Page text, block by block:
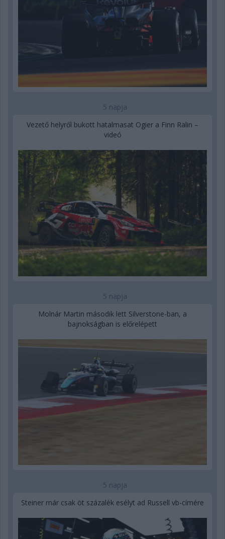
5 napja
Vezető helyről bukott hatalmasat Ogier a Finn Ralin –
videó
5 napja
Molnár Martin második lett Silverstone-ban, a
bajnokságban is előrelépett
5 napja
Steiner már csak öt százalék esélyt ad Russell vb-címére